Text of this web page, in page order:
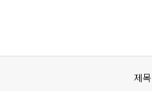
제목